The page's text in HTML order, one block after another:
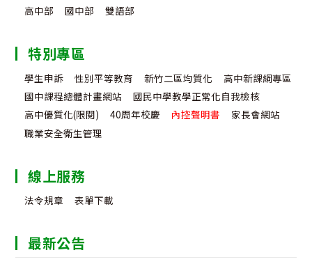
高中部 國中部 雙語部
特別專區
學生申訴 性別平等教育 新竹二區均質化
高中新課綱專區
國中課程總體計畫網站
國民中學教學正常化自我檢核
高中優質化(限閱)
40周年校慶 內控聲明書
家長會網站
職業安全衛生管理
線上服務
法令規章 表單下載
最新公告